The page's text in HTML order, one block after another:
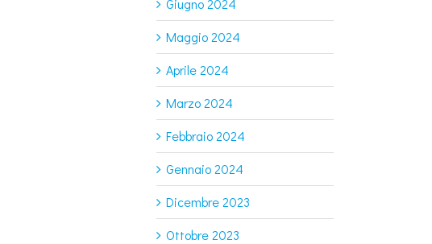
Maggio 2024
Aprile 2024
Marzo 2024
Febbraio 2024
Gennaio 2024
Dicembre 2023
Ottobre 2023